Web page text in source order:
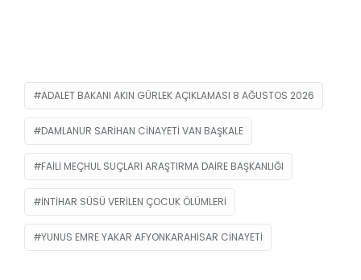
ADALET BAKANI AKIN GÜRLEK AÇIKLAMASI 8 AĞUSTOS 2026
DAMLANUR SARIHAN CINAYETI VAN BAŞKALE
FAILI MEÇHUL SUÇLARI ARAŞTIRMA DAIRE BAŞKANLIĞI
INTIHAR SÜSÜ VERILEN ÇOCUK ÖLÜMLERI
YUNUS EMRE YAKAR AFYONKARAHISAR CINAYETI